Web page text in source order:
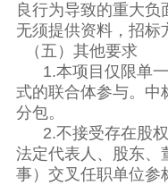
良行为导致的重大负
无须提供资料，招标
（五）其他要求
1.本项目仅限单一
式的联合体参与。中
分包。
2.不接受存在股权
法定代表人、股东、
事）交叉任职单位参